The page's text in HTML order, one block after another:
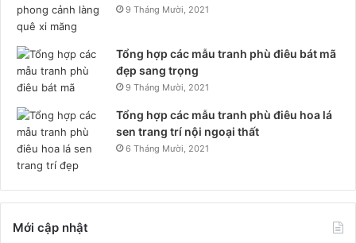
9 Tháng Mười, 2021
Tổng hợp các mẫu tranh phù điêu bát mã
đẹp sang trọng
9 Tháng Mười, 2021
Tổng hợp các mẫu tranh phù điêu hoa lá
sen trang trí nội ngoại thất
6 Tháng Mười, 2021
Mới cập nhật